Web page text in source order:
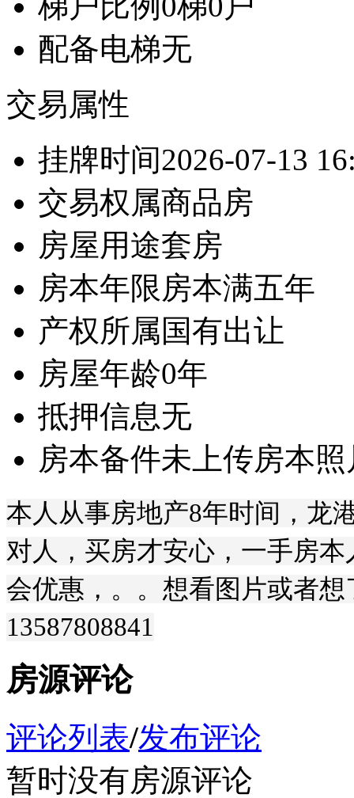
配备电梯无
交易属性
挂牌时间2026-07-13
交易权属商品房
房屋用途套房
房本年限 房本满五年
产权所属国有出让
房屋年龄0年
抵押信息无
房本备件未上传房本照
本人从事房地产8年时间，龙
对人，买房才安心，一手房
会优惠，。。想看图片或者
13587808841
房源评论
评论列表/发布评论
暂时没有房源评论